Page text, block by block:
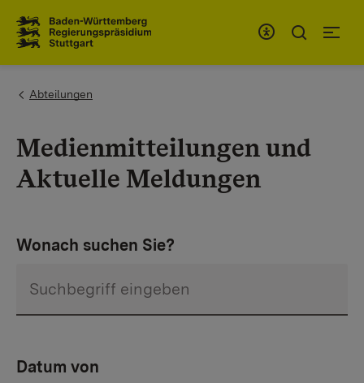
You are here:
Abteilungen
Medienmitteilungen und
Aktuelle Meldungen
Wonach suchen Sie?
Datum von